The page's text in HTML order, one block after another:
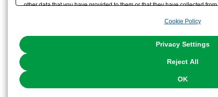
other data that you have provided to them or that they have collected
the use of all Cookies except for Strictly Necessary Cookies, please
Cookie Policy
Privacy Settings
Reject All
OK